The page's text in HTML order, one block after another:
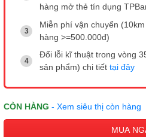
hàng mở thẻ tín dụng
Miễn phí vận chuyển
hàng >=500.000đ)
Đổi lỗi kĩ thuật trong vòng
sản phẩm) chi tiết tại đây
CÒN HÀNG - Xem siêu thị còn hàng
MUA